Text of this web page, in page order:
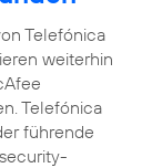
Telefónica
weiterhin
Telefónica
führende